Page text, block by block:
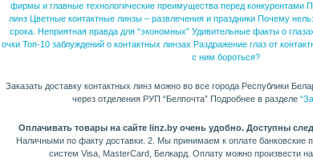
фирмы и главные технологические преимущества перед конкурентами
линз Цветные контактные линзы – развлечения и праздники Почему
срока. Неприятная правда для “экономных” Удивительные факты о
очки Топ-10 заблуждений о контактных линзах Раздражение глаз от
с ним бороться?
Заказать доставку контактных линз можно во все города Республики
через отделения РУП “Белпочта” Подробнее в разделе
Оплачивать товары на сайте linz.by очень удобно. Доступны
Наличными по факту доставки. 2. Мы принимаем к оплате банковские
систем Visa, MasterCard, Белкард. Оплату можно произвести